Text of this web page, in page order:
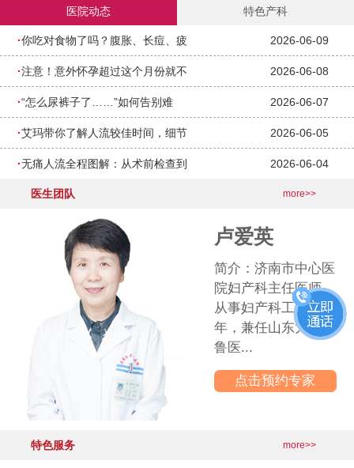
医院动态 特色产科
·你吃对食物了吗？腹胀、长痘、疲 2026-06-09
·注意！意外怀孕超过这个月份就不 2026-06-08
·“怎么尿裤子了……”如何告别难 2026-06-07
·艾玛带你了解人流较佳时间，细节 2026-06-05
·无痛人流全程图解：从术前检查到 2026-06-04
产后盆底功能出现问题，你是其中 2026-06-03
更多医院动态>>
医生团队 more>>
卢爱英
简介：济南市中心医
院妇产科主任医师，
从事妇产科工作30多
年，兼任山东大学齐
鲁医...
点击预约专家
特色服务 more>>